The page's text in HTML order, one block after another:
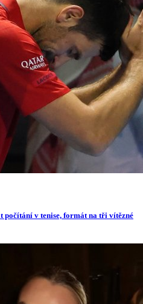
počítání v tenise, formát na tři vítězné